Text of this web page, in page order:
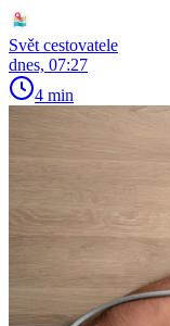
Svět cestovatele
dnes, 07:27
4 min